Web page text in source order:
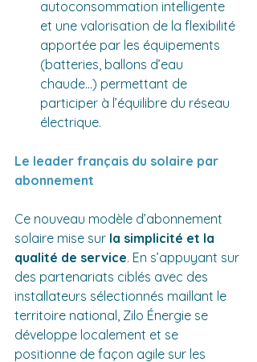
autoconsommation intelligente
et une valorisation de la flexibilité
apportée par les équipements
(batteries, ballons d’eau
chaude...) permettant de
participer à l’équilibre du réseau
électrique.
Le leader français du solaire par
abonnement
Ce nouveau modèle d’abonnement
solaire mise sur la simplicité et la
qualité de service. En s’appuyant sur
des partenariats ciblés avec des
installateurs sélectionnés maillant le
territoire national, Zilo Énergie se
développe localement et se
positionne de façon agile sur les